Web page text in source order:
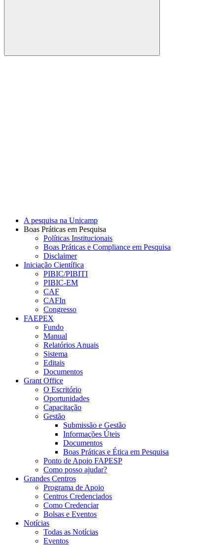
Buscar
A pesquisa na Unicamp
Boas Práticas em Pesquisa
Políticas Institucionais
Boas Práticas e Compliance em Pesquisa
Disclaimer
Iniciação Científica
PIBIC/PIBITI
PIBIC-EM
CAF
CAFIn
Congresso
FAEPEX
Fundo
Manual
Relatórios Anuais
Sistema
Editais
Documentos
Grant Office
O Escritório
Oportunidades
Capacitação
Gestão
Submissão e Gestão
Informações Úteis
Documentos
Boas Práticas e Ética em Pesquisa
Ponto de Apoio FAPESP
Como posso ajudar?
Grandes Centros
Programa de Apoio
Centros Credenciados
Como Credenciar
Bolsas e Eventos
Notícias
Todas as Notícias
Eventos